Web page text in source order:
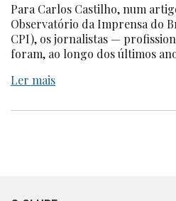
Para Carlos Castilho, num
Observatório da Imprensa do
CPI), os jornalistas —
foram, ao longo dos últimos
Ler mais